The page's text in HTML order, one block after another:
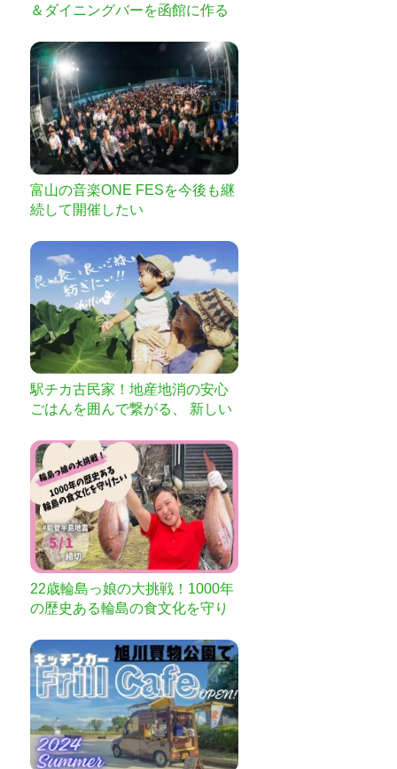
＆ダイニングバーを函館に作る
富山の音楽ONE FESを今後も継
続して開催したい
駅チカ古民家！地産地消の安心
ごはんを囲んで繋がる、 新しい
hillingがスタート！
22歳輪島っ娘の大挑戦！1000年
の歴史ある輪島の食文化を守り